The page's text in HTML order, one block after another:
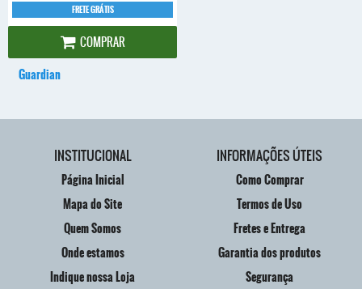
FRETE GRÁTIS
COMPRAR
Guardian
INSTITUCIONAL
Página Inicial
Mapa do Site
Quem Somos
Onde estamos
Indique nossa Loja
INFORMAÇÕES ÚTEIS
Como Comprar
Termos de Uso
Fretes e Entrega
Garantia dos produtos
Segurança